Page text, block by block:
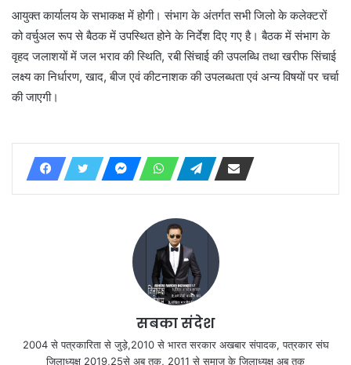
आयुक्त कार्यालय के सभाकक्ष में होगी। संभाग के अंतर्गत सभी जिलो के कलेक्टरों
को वर्चुअल रूप से बैठक में उपस्थित होने के निर्देश दिए गए है। बैठक में संभाग के
वृहद जलाशयों में जल भराव की स्थिति, रबी सिंचाई की उपलब्धि तथा खरीफ सिंचाई
लक्ष्य का निर्धारण, खाद, बीज एवं कीटनाशक की उपलब्धता एवं अन्य विषयों पर चर्चा
की जाएगी।
सबका संदेश
2004 से पत्रकारिता से जुड़े,2010 से भारत सरकार अखबार संपादक, पत्रकार संघ
जिलाध्यक्ष 2019,25से अब तक, 2011 से समाज के जिलाध्यक्ष अब तक